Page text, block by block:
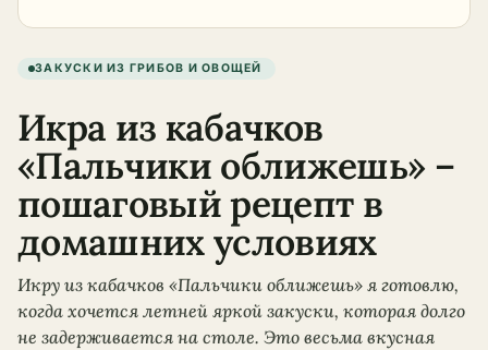
ЗАКУСКИ ИЗ ГРИБОВ И ОВОЩЕЙ
Икра из кабачков
«Пальчики оближешь» –
пошаговый рецепт в
домашних условиях
Икру из кабачков «Пальчики оближешь» я готовлю,
когда хочется летней яркой закуски, которая долго
не задерживается на столе. Это весьма вкусная